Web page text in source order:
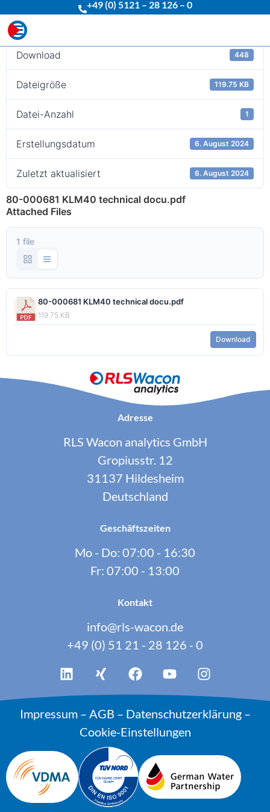
+49 (0) 5121 – 28 126 – 0
Download
Download 448
Dateigröße 119.75 KB
Datei-Anzahl 1
Erstellungsdatum 6. August 2024
Zuletzt aktualisiert 6. August 2024
80-000681 KLM40 technical docu.pdf
Attached Files
1 file
80-000681 KLM40 technical docu.pdf
119.75 KB
Download
Adresse
RLS Wacon analytics GmbH
Gropiusstr. 12
31137 Hildesheim
Deutschland
Geschäftszeiten
Mo - Do: 07:00 - 16:30
Fr: 07:00 - 13:00
Kontakt
info@rls-wacon.de
+49 (0) 51 21 - 28 126 - 0
Impressum– AGB – Datenschutzerklärung–
Cookie-Einstellungen